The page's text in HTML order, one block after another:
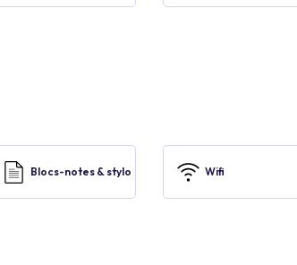
Blocs-notes & stylo Wifi